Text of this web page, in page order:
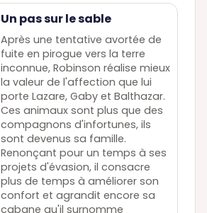
Un pas sur le sable
Après une tentative avortée de
fuite en pirogue vers la terre
inconnue, Robinson réalise mieux
la valeur de l'affection que lui
porte Lazare, Gaby et Balthazar.
Ces animaux sont plus que des
compagnons d'infortunes, ils
sont devenus sa famille.
Renonçant pour un temps à ses
projets d'évasion, il consacre
plus de temps à améliorer son
confort et agrandit encore sa
cabane qu'il surnomme